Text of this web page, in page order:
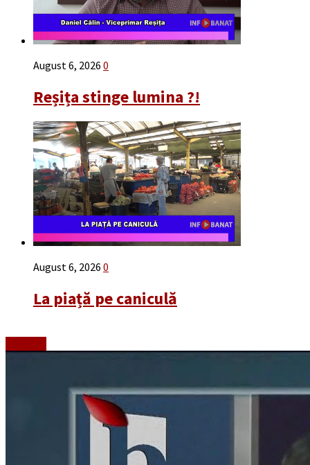
August 6, 2026 0
Reșița stinge lumina ?!
August 6, 2026 0
La piață pe caniculă